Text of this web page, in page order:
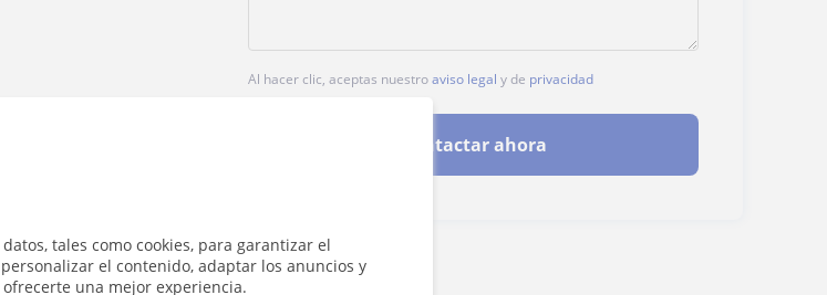
tales como cookies, para garantizar el
el contenido, adaptar los anuncios y
una mejor experiencia.
Al hacer clic, aceptas nuestroaviso legal y de privacidad
Contactar ahora
en este perfil?Cuéntanos